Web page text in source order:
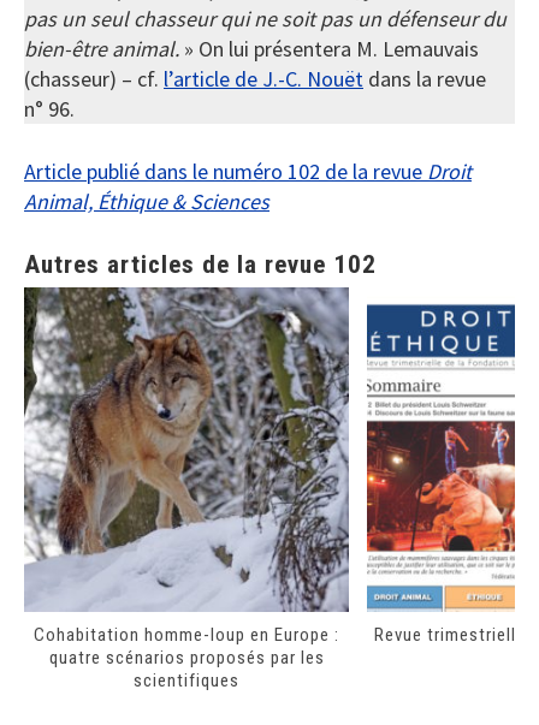
pas un seul chasseur qui ne soit pas un défenseur du
bien-être animal. » On lui présentera M. Lemauvais
(chasseur) – cf. l’article de J.-C. Nouët dans la revue
n° 96.
Article publié dans le numéro 102 de la revue Droit
Animal, Éthique & Sciences
Autres articles de la revue 102
Cohabitation homme-loup en Europe :
quatre scénarios proposés par les
scientifiques
Revue trimestrielle